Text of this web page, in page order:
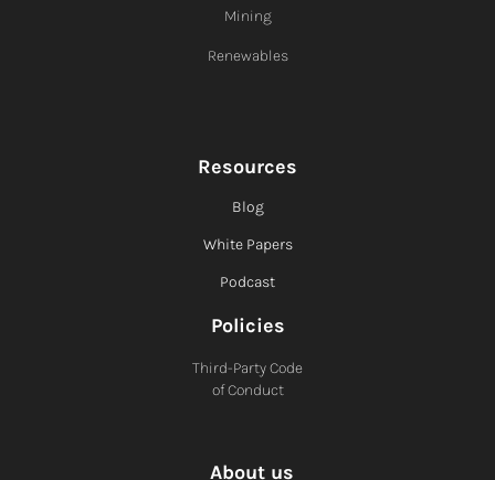
Mining
Renewables
Resources
Blog
White Papers
Podcast
Policies
Third-Party Code
of Conduct
About us